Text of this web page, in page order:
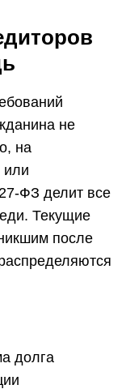
не
на
или
ФЗ делит все
Текущие
после
долга